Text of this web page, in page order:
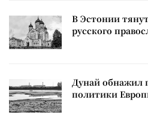
В Эстонии
русского
Дунай обнажил
политики